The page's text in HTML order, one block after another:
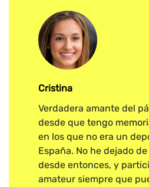
Cristina
Verdadera amante del
desde que tengo
en los que no era un
España. No he dejado
desde entonces, y
amateur siempre que